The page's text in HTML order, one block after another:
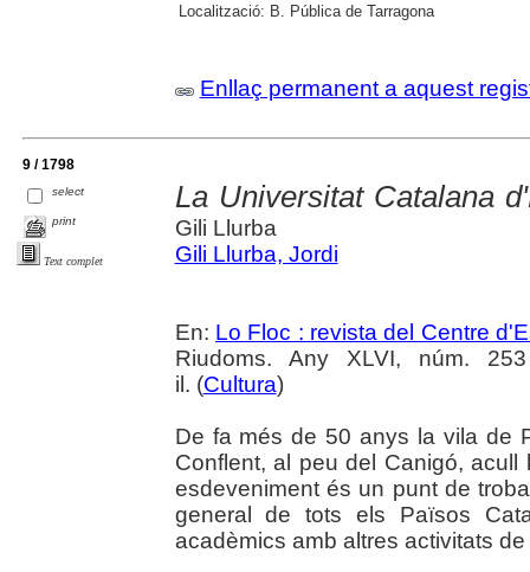
Localització: B. Pública de Tarragona
Enllaç permanent a aquest
9 / 1798
select
print
Text complet
La Universitat Catalana
Gili Llurba
Gili Llurba, Jordi
En: Lo Floc : revista del Centre
Riudoms. Any XLVI, núm.
il. (Cultura)
De fa més de 50 anys la vila de
Conflent, al peu del Canigó,
esdeveniment és un punt de
general de tots els Països
acadèmics amb altres activitats